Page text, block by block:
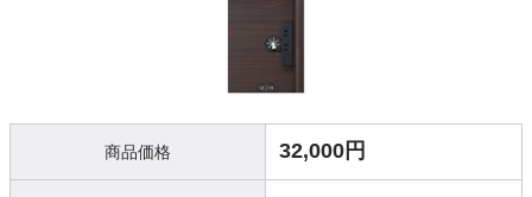
商品価格 32,000円